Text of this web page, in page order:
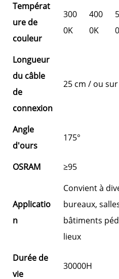
Températ
ure de
couleur
300
0K
400
0K
Longueur
du câble
de
connexion
25 cm / ou
Angle
d'ours
175°
OSRAM ≥95
Applicatio
n
Convient à
bureaux,
bâtiments
lieux
Durée de
vie
30000H